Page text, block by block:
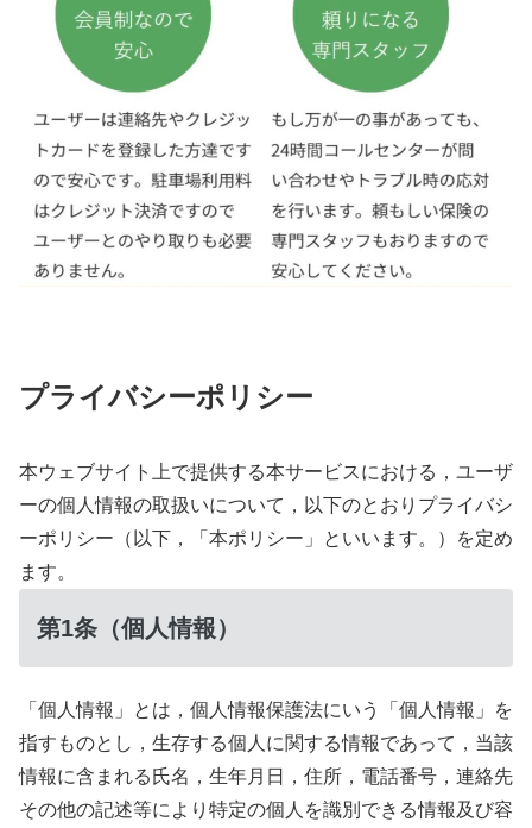
プライバシーポリシー
本ウェブサイト上で提供する本サービスにおける，ユーザ
ーの個人情報の取扱いについて，以下のとおりプライバシ
ーポリシー（以下，「本ポリシー」といいます。）を定め
ます。
第1条（個人情報）
「個人情報」とは，個人情報保護法にいう「個人情報」を
指すものとし，生存する個人に関する情報であって，当該
情報に含まれる氏名，生年月日，住所，電話番号，連絡先
その他の記述等により特定の個人を識別できる情報及び容